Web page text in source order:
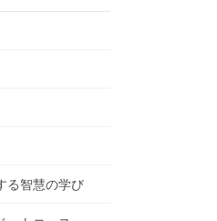
る智慧の学び